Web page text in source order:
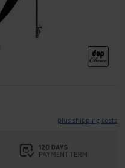
plus shipping costs